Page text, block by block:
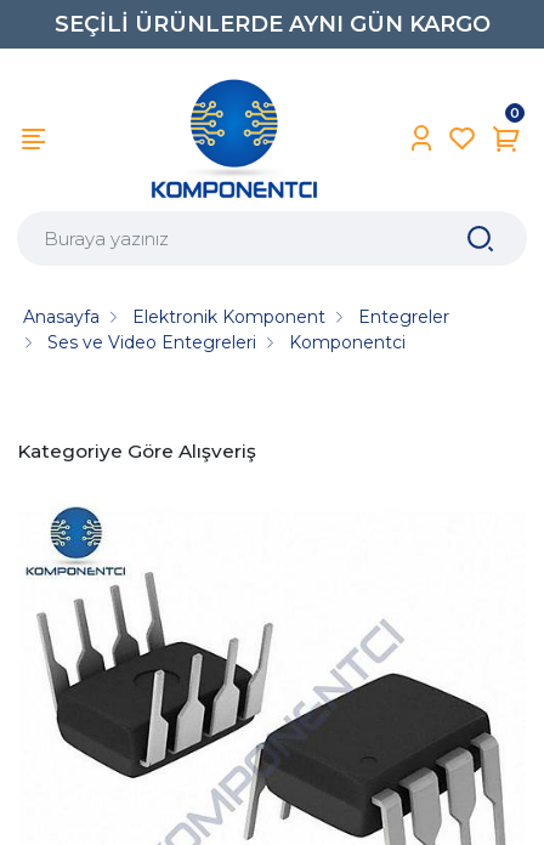
SEÇİLİ ÜRÜNLERDE AYNI GÜN KARGO
0
Anasayfa Elektronik Komponent
Entegreler
Ses ve Video Entegreleri
Komponentci
Kategoriye Göre Alışveriş